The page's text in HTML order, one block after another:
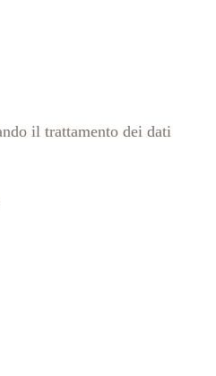
il trattamento dei dati